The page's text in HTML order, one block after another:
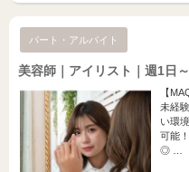
パート・アルバイト
美容師｜アイリスト｜週1日
【
未経
い環
可能
◎ …